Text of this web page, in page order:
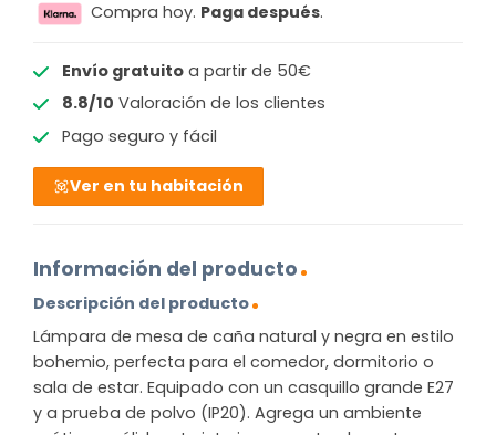
Compra hoy. Paga después.
Envío gratuitoa partir de 50€
8.8/10 Valoración de los clientes
Pago seguro y fácil
Ver en tu habitación
Información del producto
Descripción del producto
Lámpara de mesa de caña natural y negra en estilo
bohemio, perfecta para el comedor, dormitorio o
sala de estar. Equipado con un casquillo grande E27
y a prueba de polvo (IP20). Agrega un ambiente